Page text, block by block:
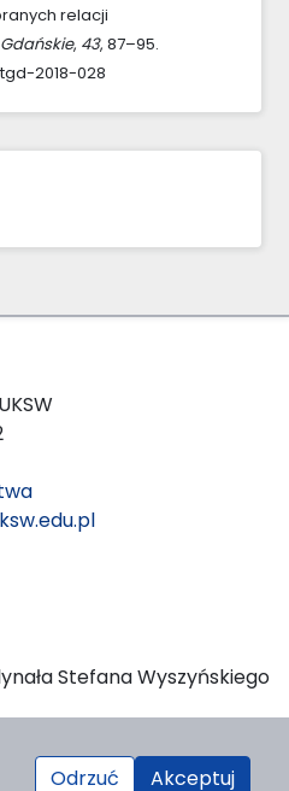
relacji
, 43, 87–95.
2018-028
Stefana Wyszyńskiego
PKP
Odrzuć Akceptuj